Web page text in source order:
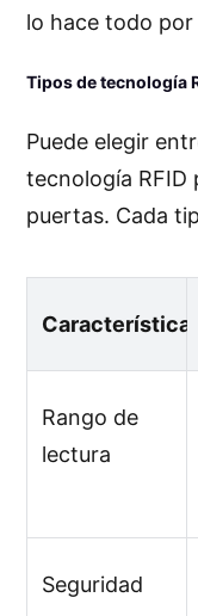
lo hace todo por
Tipos de tecnología
Puede elegir
tecnología RFID
puertas. Cada
Característica
Rango de
lectura
Seguridad